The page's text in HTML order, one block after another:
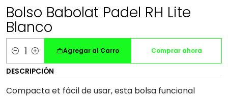
Bolso Babolat Padel RH Lite
Blanco
Cantidad
Agregar al Carro Comprar ahora
DESCRIPCIÓN
Compacta et fácil de usar, esta bolsa funcional